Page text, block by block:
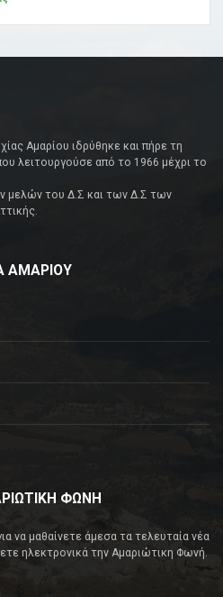
Αμαρίου ιδρύθηκε και πήρε τη
λειτουργούσε από το 1966 μέχρι το
μελών του Δ.Σ και των Δ.Σ των
ΑΜΑΡΙΟΥ
ΦΩΝΗ
να μαθαίνετε άμεσα τα τελευταία νέα
ηλεκτρονικά την Αμαριώτικη Φωνή.